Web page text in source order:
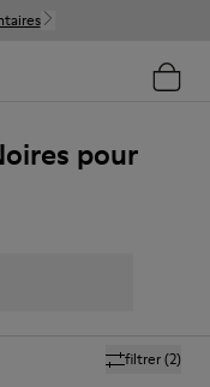
pour
filtrer(2)